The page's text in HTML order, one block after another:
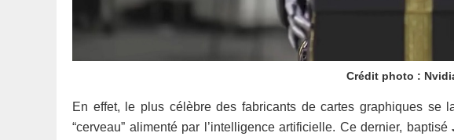
Crédit photo :
En effet, le plus célèbre des fabricants de cartes graphiques se
“cerveau” alimenté par l’intelligence artificielle. Ce dernier, baptisé